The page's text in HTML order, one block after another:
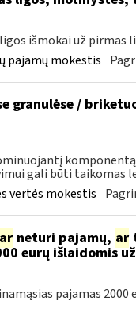
išmokai už pirmas
pajamų mokestis
/
gali būti taikomas
vertės mokestis
arneturi pajamų, ar
eurų išlaidomis
pajamas 2000